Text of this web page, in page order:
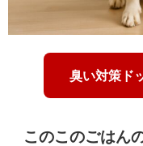
臭い対策ド
このこのごはん